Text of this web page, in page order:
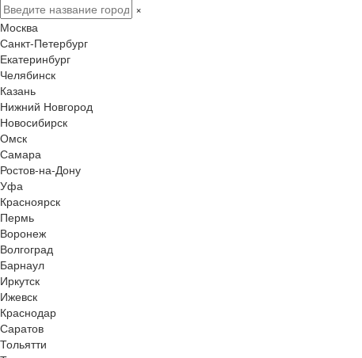
×
Москва
Санкт-Петербург
Екатеринбург
Челябинск
Казань
Нижний Новгород
Новосибирск
Омск
Самара
Ростов-на-Дону
Уфа
Красноярск
Пермь
Воронеж
Волгоград
Барнаул
Иркутск
Ижевск
Краснодар
Саратов
Тольятти